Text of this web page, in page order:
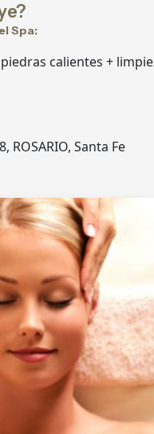
Spa:
calientes +
ROSARIO, Santa Fe